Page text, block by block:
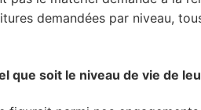
demandées par niveau,
que soit le niveau de vie de